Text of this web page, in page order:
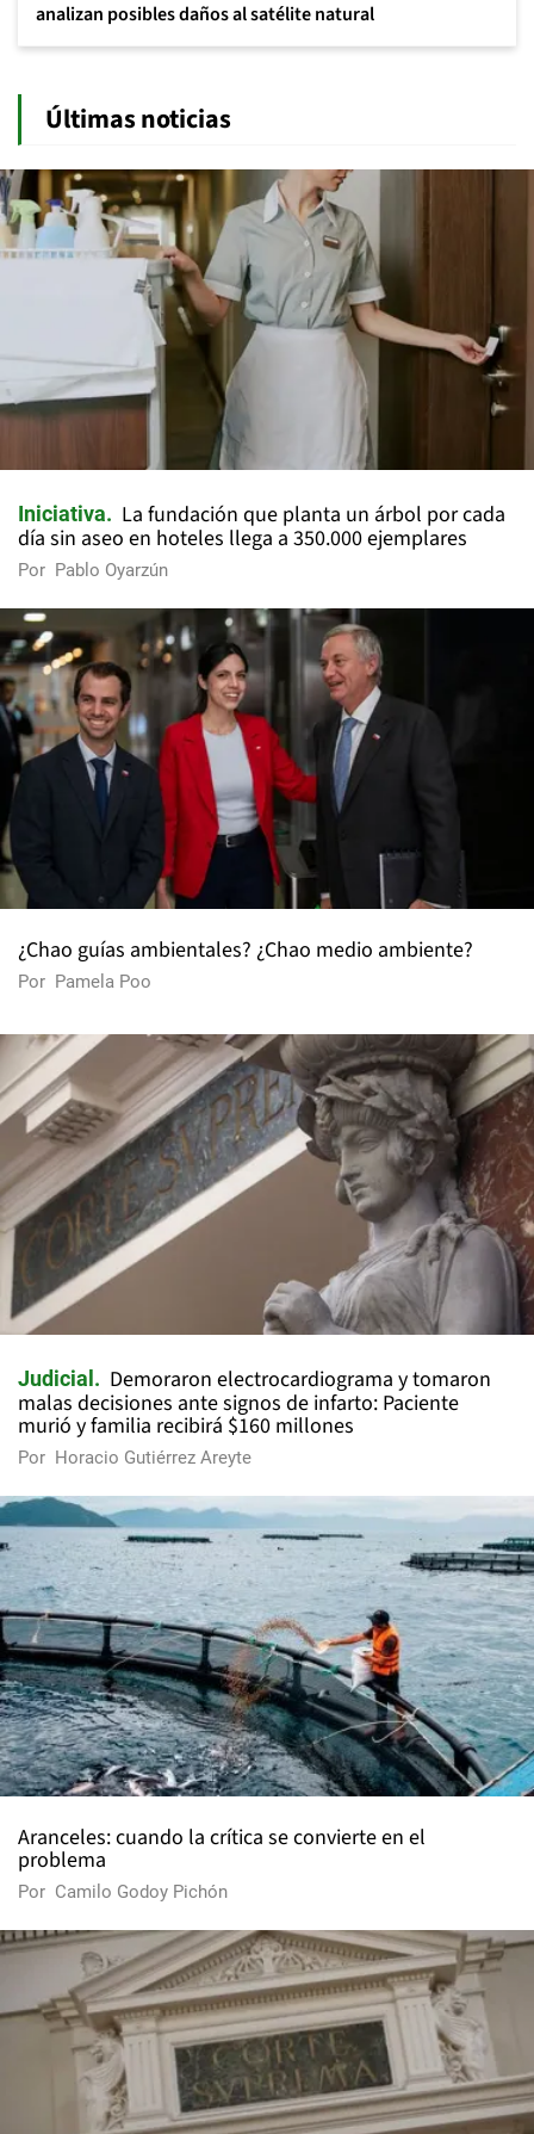
analizan posibles daños al satélite natural
Últimas noticias
Iniciativa
La fundación que planta un árbol por cada
día sin aseo en hoteles llega a 350.000 ejemplares
Por Pablo Oyarzún
¿Chao guías ambientales? ¿Chao medio ambiente?
Por Pamela Poo
Judicial
Demoraron electrocardiograma y tomaron
malas decisiones ante signos de infarto: Paciente
murió y familia recibirá $160 millones
Por Horacio Gutiérrez Areyte
Aranceles: cuando la crítica se convierte en el
problema
Por Camilo Godoy Pichón